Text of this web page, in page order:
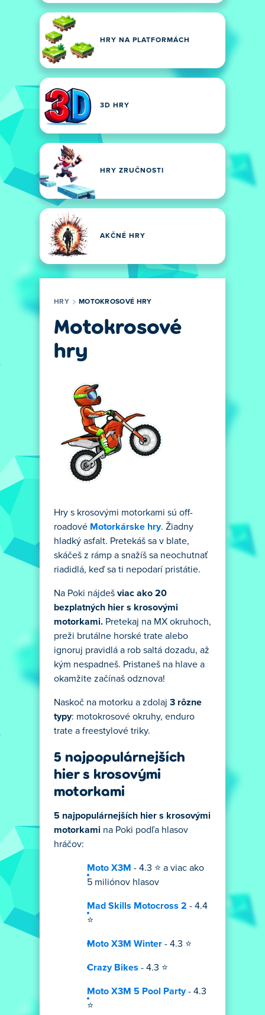
HRY NA PLATFORMÁCH
3D HRY
HRY ZRUČNOSTI
AKČNÉ HRY
HRY MOTOKROSOVÉ HRY
Motokrosové
hry
Hry s krosovými motorkami sú off-
roadové Motorkárske hry. Žiadny
hladký asfalt. Pretekáš sa v blate,
skáčeš z rámp a snažíš sa neochutnať
riadidlá, keď sa ti nepodarí pristátie.
Na Poki nájdeš viac ako 20
bezplatných hier s krosovými
motorkami. Pretekaj na MX okruhoch,
preži brutálne horské trate alebo
ignoruj pravidlá a rob saltá dozadu, až
kým nespadneš. Pristaneš na hlave a
okamžite začínaš odznova!
Naskoč na motorku a zdolaj 3 rôzne
typy: motokrosové okruhy, enduro
trate a freestylové triky.
5 najpopulárnejších
hier s krosovými
motorkami
5 najpopulárnejších hier s krosovými
motorkami na Poki podľa hlasov
hráčov:
Moto X3M - 4.3 ⭐ a viac ako
5 miliónov hlasov
Mad Skills Motocross 2 - 4.4
⭐
Moto X3M Winter - 4.3 ⭐
Crazy Bikes - 4.3 ⭐
Moto X3M 5 Pool Party- 4.3
⭐